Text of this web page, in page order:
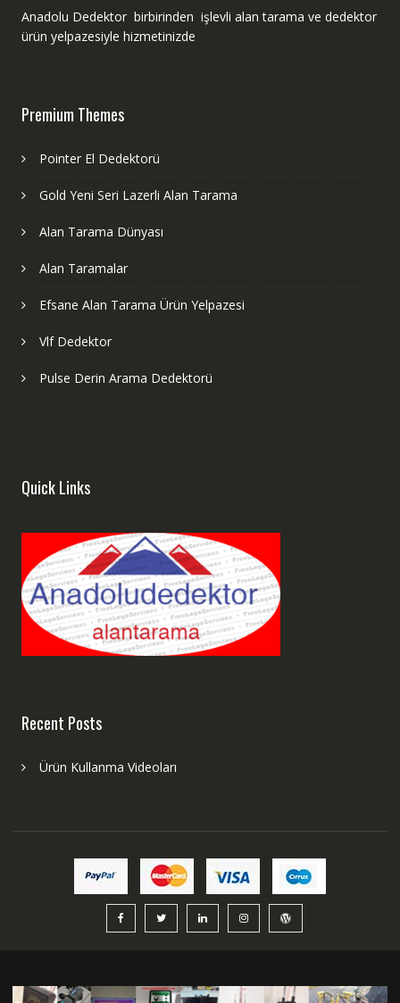
Anadolu Dedektor birbirinden işlevli alan tarama ve dedektor
ürün yelpazesiyle hizmetinizde
Premium Themes
Pointer El Dedektorü
Gold Yeni Seri Lazerli Alan Tarama
Alan Tarama Dünyası
Alan Taramalar
Efsane Alan Tarama Ürün Yelpazesi
Vlf Dedektor
Pulse Derin Arama Dedektorü
Quick Links
Recent Posts
Ürün Kullanma Videoları